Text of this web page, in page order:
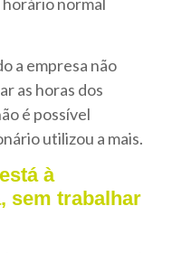
a empresa não
as horas dos
é possível
utilizou a mais.
à
sem trabalhar